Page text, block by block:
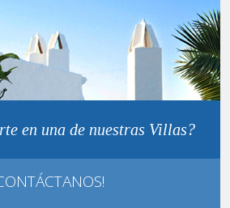
en una de nuestras Villas?